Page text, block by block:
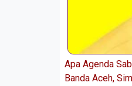
Apa Agenda
Banda Aceh,